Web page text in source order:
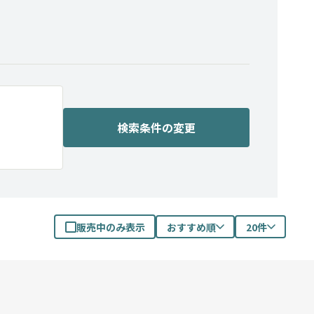
検索条件の変更
販売中のみ表示 おすすめ順 20件